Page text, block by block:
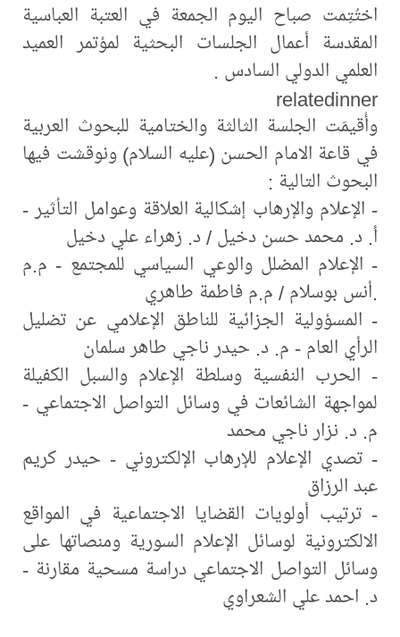
اختُتِمت صباح اليوم الجمعة في العتبة العباسية
المقدسة أعمال الجلسات البحثية لمؤتمر العميد
العلمي الدولي السادس .
relatedinner
وأُقيمَت الجلسة الثالثة والختامية للبحوث العربية
في قاعة الامام الحسن (عليه السلام) ونوقشت فيها
البحوث التالية :
- الإعلام والإرهاب إشكالية العلاقة وعوامل التأثير -
أ. د. محمد حسن دخیل / د. زهراء علي دخيل
- الإعلام المضلل والوعي السياسي للمجتمع - م.م
.أنس بوسلام / م.م فاطمة طاهري
- المسؤولية الجزائية للناطق الإعلامي عن تضليل
الرأي العام - م. د. حیدر ناجي طاهر سلمان
- الحرب النفسية وسلطة الإعلام والسبل الكفيلة
لمواجهة الشائعات في وسائل التواصل الاجتماعي -
م. د. نزار ناجي محمد
- تصدي الإعلام للإرهاب الإلكتروني - حيدر كريم
عبد الرزاق
- ترتيب أولويات القضايا الاجتماعية في المواقع
الالكترونية لوسائل الإعلام السورية ومنصاتها على
وسائل التواصل الاجتماعي دراسة مسحية مقارنة -
د. احمد علي الشعراوي